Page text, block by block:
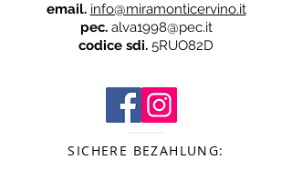
email. info@miramonticervino.it
pec. alva1998@pec.it
codice sdi. 5RUO82D
SICHERE BEZAHLUNG: